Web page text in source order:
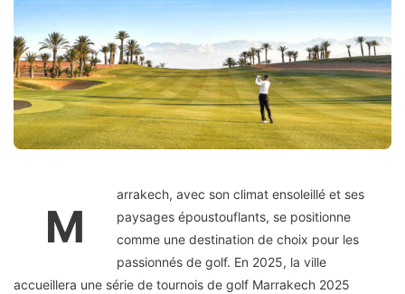
M
arrakech, avec son climat ensoleillé et ses
paysages époustouflants, se positionne
comme une destination de choix pour les
passionnés de golf. En 2025, la ville
accueillera une série de tournois de golf Marrakech 2025